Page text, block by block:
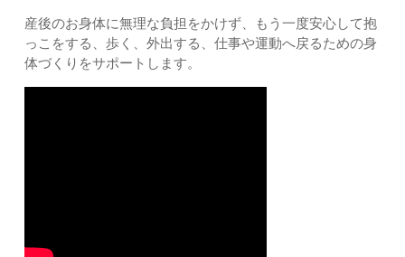
産後のお身体に無理な負担をかけず、もう一度安心して抱
っこをする、歩く、外出する、仕事や運動へ戻るための身
体づくりをサポートします。